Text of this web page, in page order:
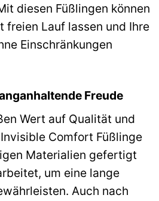
diesen Füßlingen können
freien Lauf lassen und Ihre
Einschränkungen
Freude
Wert auf Qualität und
Comfort Füßlinge
Materialien gefertigt
um eine lange
Auch nach